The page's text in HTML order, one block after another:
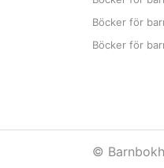
Böcker för
Böcker för
©